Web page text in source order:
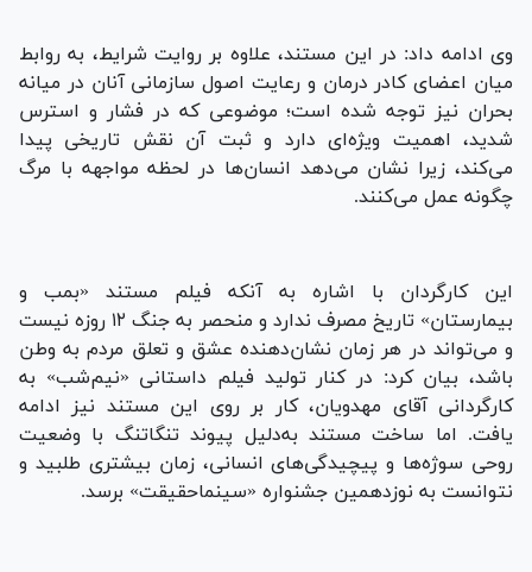
وی ادامه داد: در این مستند، علاوه بر روایت شرایط، به روابط
میان اعضای کادر درمان و رعایت اصول سازمانی آنان در میانه
بحران نیز توجه شده است؛ موضوعی که در فشار و استرس
شدید، اهمیت ویژه‌ای دارد و ثبت آن نقش تاریخی پیدا
می‌کند، زیرا نشان می‌دهد انسان‌ها در لحظه مواجهه با مرگ
چگونه عمل می‌کنند.
این کارگردان با اشاره به آنکه فیلم مستند «بمب و
بیمارستان» تاریخ مصرف ندارد و منحصر به جنگ ۱۲ روزه نیست
و می‌تواند در هر زمان نشان‌دهنده عشق و تعلق مردم به وطن
باشد، بیان کرد: در کنار تولید فیلم داستانی «نیم‌شب» به
کارگردانی آقای مهدویان، کار بر روی این مستند نیز ادامه
یافت. اما ساخت مستند به‌دلیل پیوند تنگاتنگ با وضعیت
روحی سوژه‌ها و پیچیدگی‌های انسانی، زمان بیشتری طلبید و
نتوانست به نوزدهمین جشنواره «سینماحقیقت» برسد.